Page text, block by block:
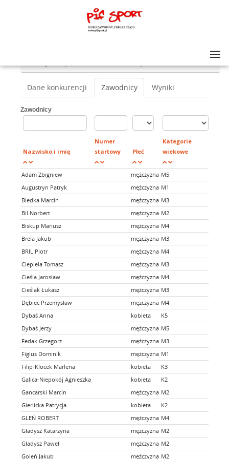
Dane konkurencji Zawodnicy Wyniki
Zawodnicy
Nazwisko i imię
Numer
startowy
Płeć
Kategorie
wiekowe
Adam Zbigniew mężczyzna M5
Augustryn Patryk
mężczyzna M1
Biedka Marcin
mężczyzna M3
Bil Norbert
mężczyzna M2
Biskup Mariusz
mężczyzna M4
Brela Jakub
mężczyzna M3
BRIL Piotr
mężczyzna M4
Ciepiela Tomasz
mężczyzna M3
Cieśla Jarosław
mężczyzna M4
Cieślak Łukasz
mężczyzna M3
Dębiec Przemysław
mężczyzna M4
Dybaś Anna
kobieta K5
Dybaś Jerzy
mężczyzna M5
Fedak Grzegorz
mężczyzna M3
Figlus Dominik
mężczyzna M1
Filip-Klocek Marlena
kobieta K3
Galica-Niepokój Agnieszka
kobieta K2
Gancarski Marcin
mężczyzna M2
Gierlicka Patrycja
kobieta K2
GLEŃ ROBERT
mężczyzna M4
Gładysz Katarzyna
mężczyzna M2
Gładysz Paweł
mężczyzna M2
Goleń Jakub
mężczyzna M2